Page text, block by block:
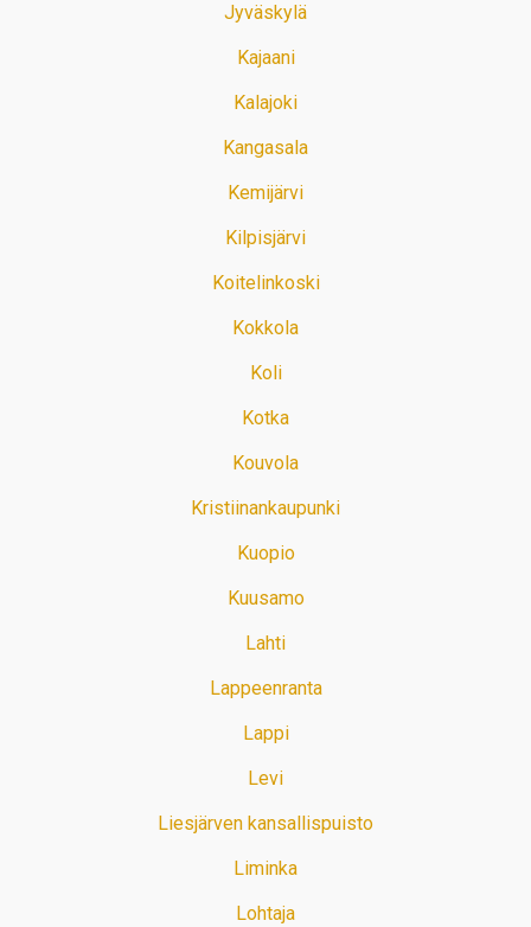
Jyväskylä
Kajaani
Kalajoki
Kangasala
Kemijärvi
Kilpisjärvi
Koitelinkoski
Kokkola
Koli
Kotka
Kouvola
Kristiinankaupunki
Kuopio
Kuusamo
Lahti
Lappeenranta
Lappi
Levi
Liesjärven kansallispuisto
Liminka
Lohtaja